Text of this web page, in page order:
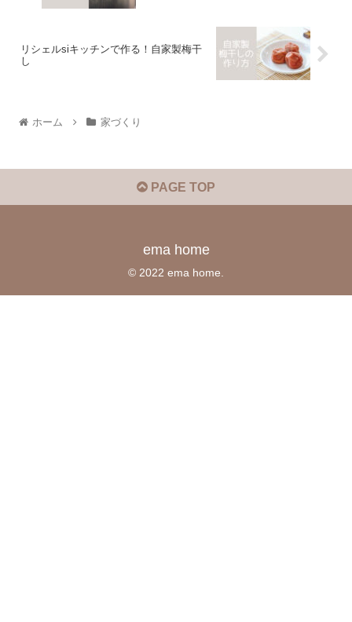
リシェルsiキッチンで作る！自家製梅干
し
ホーム 家づくり
PAGE TOP
ema home
© 2022 ema home.